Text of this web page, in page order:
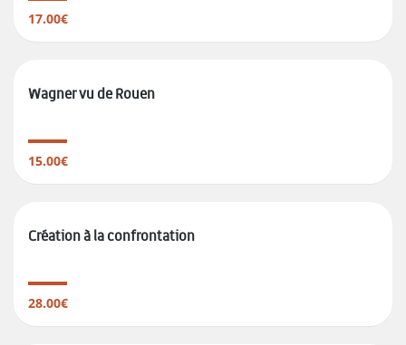
17.00€
Wagner vu de Rouen
15.00€
Création à la confrontation
28.00€